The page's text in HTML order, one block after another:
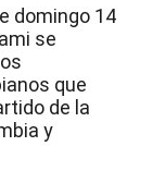
domingo 14
se
que
de la
y